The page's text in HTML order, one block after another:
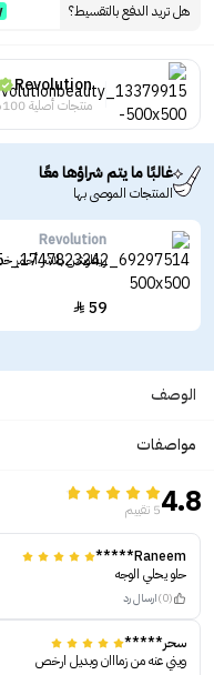
هل تريد الدفع بالتقسيط؟
Revolution
منتجات أصلية 100%
غالبًا ما يتم شراؤها معًا
المنتجات الموصى بها
Revolution
ريفلوشن بلاشر
59

الوصف
مواصفات
4.85 تقييم
Raneem*****
حلو يحلي الوجه
(0) ارسال رد
سحر*****
ويني عنه من زمااان وبديل ارخص